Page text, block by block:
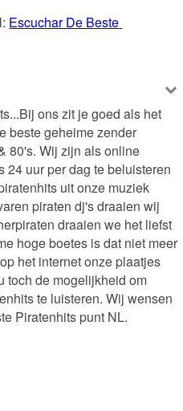
Escuchar De Beste
ons zit je goed als het
beste geheime zender
80's. Wij zijn als online
24 uur per dag te beluisteren
uit onze muziek
piraten dj's draaien wij
draaien we het liefst
hoge boetes is dat niet meer
het internet onze plaatjes
toch de mogelijkheid om
te luisteren. Wij wensen
Piratenhits punt NL.